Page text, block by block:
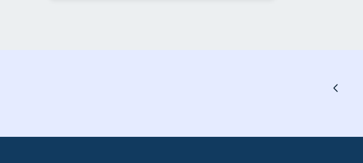
Pagina precedente